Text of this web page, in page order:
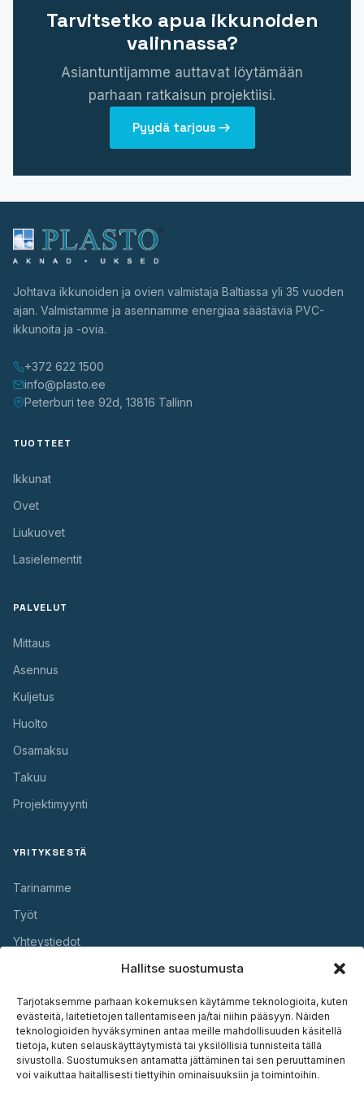
Hallitse suostumusta
Tarjotaksemme parhaan kokemuksen käytämme teknologioita, kuten
evästeitä, laitetietojen tallentamiseen ja/tai niihin pääsyyn. Näiden
teknologioiden hyväksyminen antaa meille mahdollisuuden käsitellä
tietoja, kuten selauskäyttäytymistä tai yksilöllisiä tunnisteita tällä
sivustolla. Suostumuksen antamatta jättäminen tai sen peruuttaminen
voi vaikuttaa haitallisesti tiettyihin ominaisuuksiin ja toimintoihin.
Tarvitsetko apua ikkunoiden
valinnassa?
Asiantuntijamme auttavat löytämään
parhaan ratkaisun projektiisi.
Pyydä tarjous
Johtava ikkunoiden ja ovien valmistaja Baltiassa yli 35 vuoden
ajan. Valmistamme ja asennamme energiaa säästäviä PVC-
ikkunoita ja -ovia.
+372 622 1500
info@plasto.ee
Peterburi tee 92d, 13816 Tallinn
TUOTTEET
Ikkunat
Ovet
Liukuovet
Lasielementit
PALVELUT
Mittaus
Asennus
Kuljetus
Huolto
Osamaksu
Takuu
Projektimyynti
YRITYKSESTÄ
Tarinamme
Työt
Yhteystiedot
Takuu
Huolto
Asennus